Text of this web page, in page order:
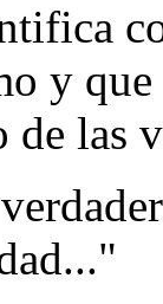
y
de las